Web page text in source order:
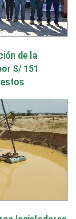
de la
S/ 151